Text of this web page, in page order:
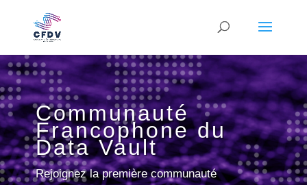
Communauté
Francophone du
Data Vault
Rejoignez la première communauté